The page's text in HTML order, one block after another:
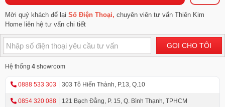
Mời quý khách để lại Số Điện Thoại, chuyên viên tư vấn Thiên Kim
Home liên hệ tư vấn chi tiết
GỌI CHO TÔI
Hệ thống 4 showroom
0888 533 303 303 Tô Hiến Thành, P.13, Q.10
0854 320 088 121 Bạch Đằng, P. 15, Q. Bình Thạnh, TPHCM